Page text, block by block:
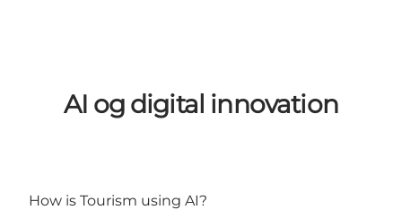
AI og digital innovation
How is Tourism using AI?